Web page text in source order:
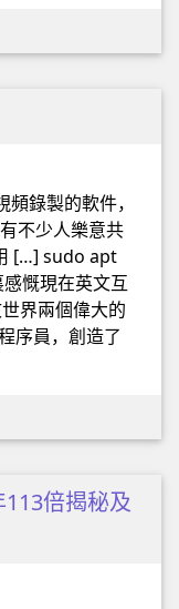
錄製的軟件，
不少人樂意共
[…] sudo apt
慨現在英文互
界兩個偉大的
序員，創造了
倍揭秘及